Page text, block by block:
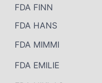
FDA FINN
FDA HANS
FDA MIMMI
FDA EMILIE